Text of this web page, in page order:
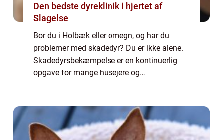
Den bedste dyreklinik i hjertet af
Slagelse
Bor du i Holbæk eller omegn, og har du
problemer med skadedyr? Du er ikke alene.
Skadedyrsbekæmpelse er en kontinuerlig
opgave for mange husejere og
uønskede gæster ...